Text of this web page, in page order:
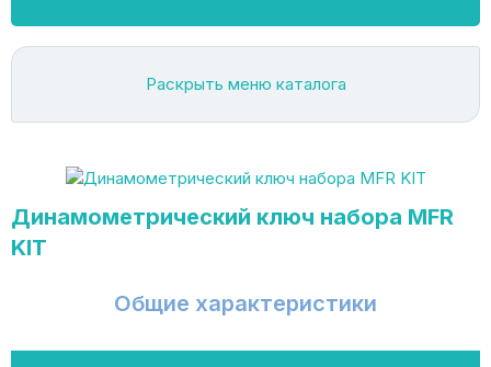
Раскрыть меню каталога
Динамометрический ключ набора MFR
KIT
Общие характеристики